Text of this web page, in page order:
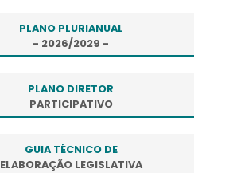
PLANO PLURIANUAL
- 2026/2029 -
PLANO DIRETOR
PARTICIPATIVO
GUIA TÉCNICO DE
ELABORAÇÃO LEGISLATIVA